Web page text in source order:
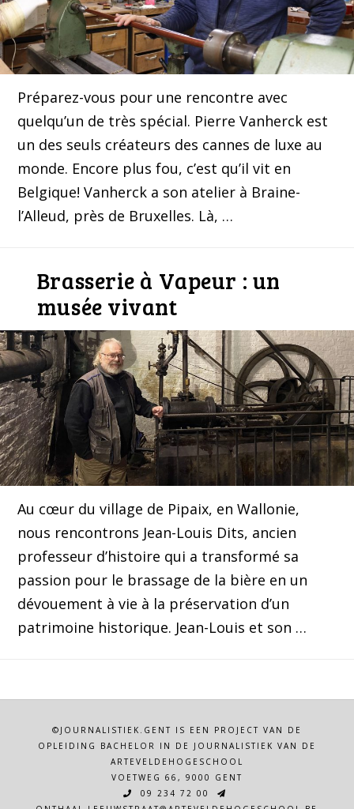
Préparez-vous pour une rencontre avec
quelqu’un de très spécial. Pierre Vanherck est
un des seuls créateurs des cannes de luxe au
monde. Encore plus fou, c’est qu’il vit en
Belgique! Vanherck a son atelier à Braine-
l’Alleud, près de Bruxelles. Là, …
Brasserie à Vapeur : un
musée vivant
Au cœur du village de Pipaix, en Wallonie,
nous rencontrons Jean-Louis Dits, ancien
professeur d’histoire qui a transformé sa
passion pour le brassage de la bière en un
dévouement à vie à la préservation d’un
patrimoine historique. Jean-Louis et son …
©JOURNALISTIEK.GENT IS EEN PROJECT VAN DE
OPLEIDING BACHELOR IN DE JOURNALISTIEK VAN DE
ARTEVELDEHOGESCHOOL
VOETWEG 66, 9000 GENT
09 234 72 00